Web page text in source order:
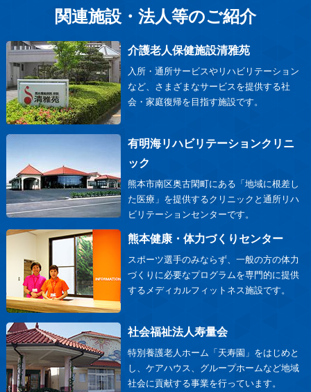
関連施設・法人等のご紹介
介護老人保健施設清雅苑
入所・通所サービスやリハビリテーション
など、さまざまなサービスを提供する社
会・家庭復帰を目指す施設です。
有明海リハビリテーションクリニ
ック
熊本市南区奥古閑町にある「地域に根差し
た医療」を提供するクリニックと通所リハ
ビリテーションセンターです。
熊本健康・体力づくりセンター
スポーツ選手のみならず、一般の方の体力
づくりに必要なプログラムを専門的に提供
するメディカルフィットネス施設です。
社会福祉法人寿量会
特別養護老人ホーム「天寿園」をはじめと
し、ケアハウス、グループホームなど地域
社会に貢献する事業を行っています。